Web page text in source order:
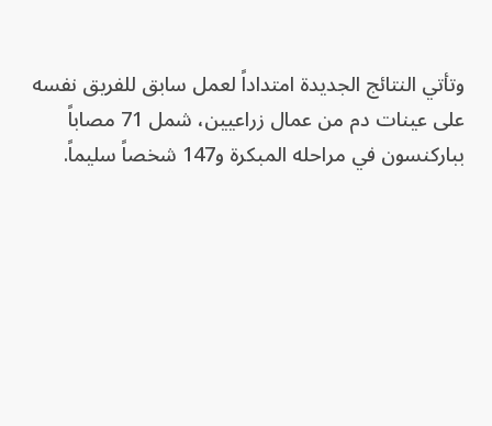
وتأتي النتائج الجديدة امتداداً لعمل سابق للفريق نفسه
على عينات دم من عمال زراعيين، شمل 71 مصاباً
بباركنسون في مراحله المبكرة و147 شخصاً سليماً.